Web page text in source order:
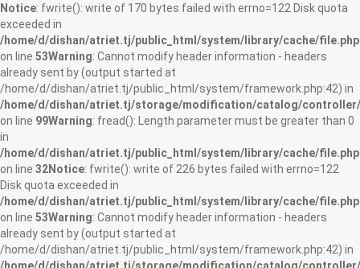
Notice: fwrite(): write of 170 bytes failed with errno=122 Disk quota
exceeded in
/home/d/dishan/atriet.tj/public_html/system/library/cache/file.php
on line 53Warning: Cannot modify header information - headers
already sent by (output started at
/home/d/dishan/atriet.tj/public_html/system/framework.php:42) in
/home/d/dishan/atriet.tj/storage/modification/catalog/
on line 99Warning: fread(): Length parameter must be greater than 0
in
/home/d/dishan/atriet.tj/public_html/system/library/cache/file.php
on line 32Notice: fwrite(): write of 226 bytes failed with errno=122
Disk quota exceeded in
/home/d/dishan/atriet.tj/public_html/system/library/cache/file.php
on line 53Warning: Cannot modify header information - headers
already sent by (output started at
/home/d/dishan/atriet.tj/public_html/system/framework.php:42) in